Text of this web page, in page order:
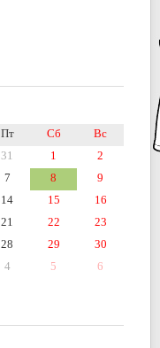
Пт Сб
Вс
31 1
2
7 8
9
14 15
16
21 22
23
28 29
30
4 5 6